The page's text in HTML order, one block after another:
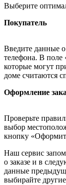
Выберите
Покупатель
Введите данные
телефона. В поле
которые могут
доме считаются
Оформление
Проверьте
выбор
кнопку
Наш сервис
о заказе и в
данные
выбирайте